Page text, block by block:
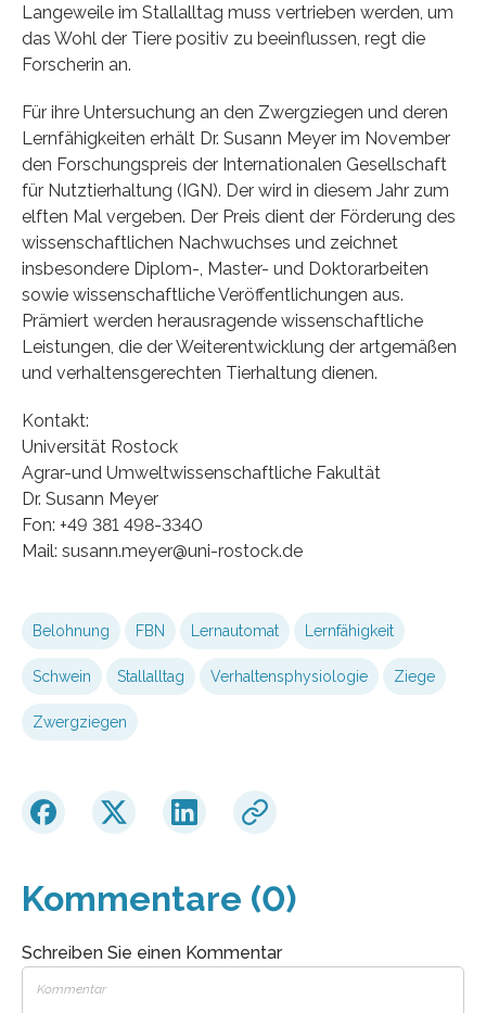
Langeweile im Stallalltag muss vertrieben werden, um
das Wohl der Tiere positiv zu beeinflussen, regt die
Forscherin an.
Für ihre Untersuchung an den Zwergziegen und deren
Lernfähigkeiten erhält Dr. Susann Meyer im November
den Forschungspreis der Internationalen Gesellschaft
für Nutztierhaltung (IGN). Der wird in diesem Jahr zum
elften Mal vergeben. Der Preis dient der Förderung des
wissenschaftlichen Nachwuchses und zeichnet
insbesondere Diplom-, Master- und Doktorarbeiten
sowie wissenschaftliche Veröffentlichungen aus.
Prämiert werden herausragende wissenschaftliche
Leistungen, die der Weiterentwicklung der artgemäßen
und verhaltensgerechten Tierhaltung dienen.
Kontakt:
Universität Rostock
Agrar-und Umweltwissenschaftliche Fakultät
Dr. Susann Meyer
Fon: +49 381 498-3340
Mail: susann.meyer@uni-rostock.de
Belohnung FBN Lernautomat Lernfähigkeit
Schwein Stallalltag Verhaltensphysiologie Ziege
Zwergziegen
Kommentare (0)
Schreiben Sie einen Kommentar